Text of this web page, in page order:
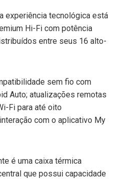
experiência tecnológica está
Hi-Fi com potência
entre seus 16 alto-
sem fio com
Auto; atualizações remotas
Fi para até oito
com o aplicativo My
é uma caixa térmica
que possui capacidade